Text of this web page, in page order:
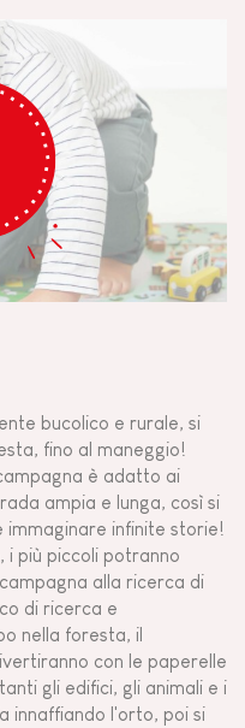
bucolico e rurale, si
fino al maneggio!
è adatto ai
ampia e lunga, così si
infinite storie!
i più piccoli potranno
alla ricerca di
di ricerca e
nella foresta, il
con le paperelle
gli edifici, gli animali e i
innaffiando l'orto, poi si